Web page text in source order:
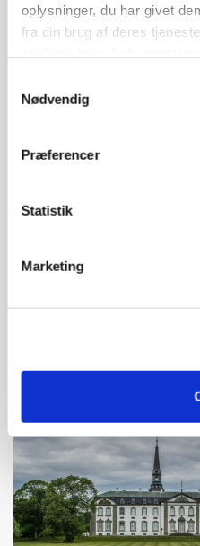
oplysninger, du har givet
fra din brug af deres
Nødvendig
Præferencer
Statistik
Marketing
Grisenoteringen står